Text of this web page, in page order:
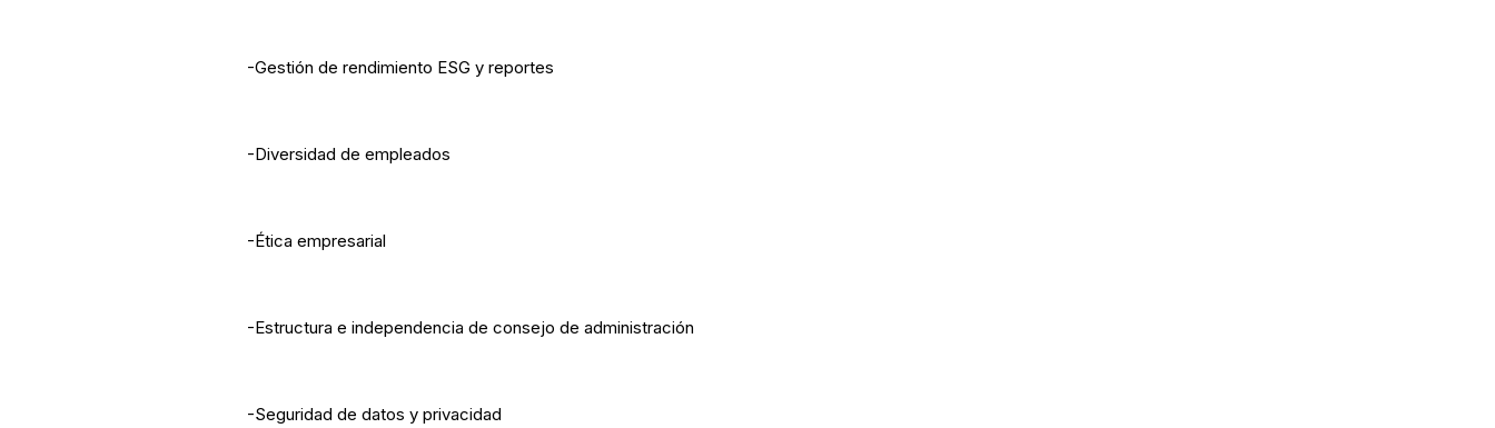
-Gestión de rendimiento ESG y reportes
-Diversidad de empleados
-Ética empresarial
-Estructura e independencia de consejo de administración
-Seguridad de datos y privacidad